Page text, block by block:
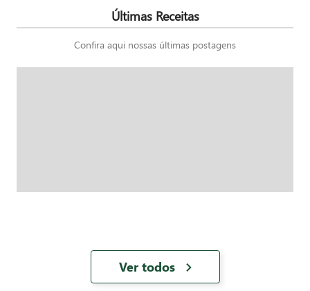
Últimas Receitas
Confira aqui nossas últimas postagens
Ver todos